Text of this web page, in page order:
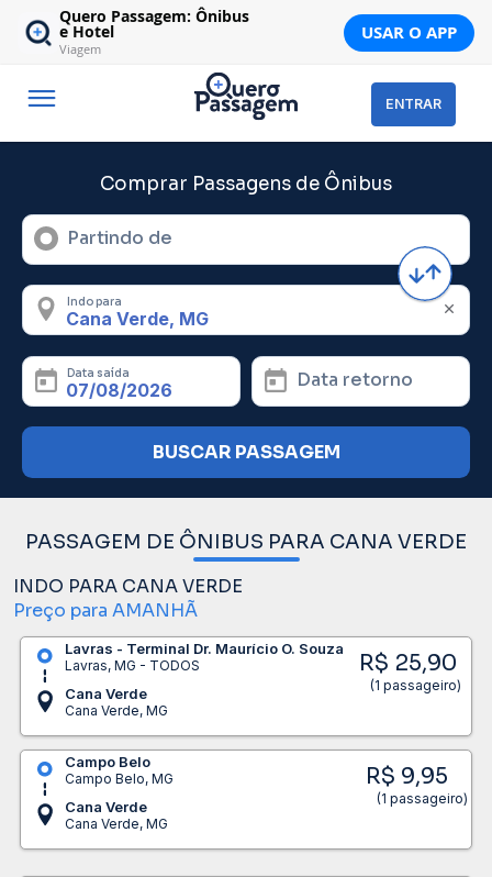
Quero Passagem: Ônibus
e Hotel
Viagem
USAR O APP
ENTRAR
Comprar Passagens de Ônibus
Partindo de
Indo para
Data saída Data retorno
BUSCAR PASSAGEM
PASSAGEM DE ÔNIBUS PARA CANA VERDE
INDO PARA CANA VERDE
Preço para AMANHÃ
Lavras - Terminal Dr. Maurício O. Souza
Lavras, MG - TODOS
Cana Verde
Cana Verde, MG
R$ 25,90
(1 passageiro)
Campo Belo
Campo Belo, MG
Cana Verde
Cana Verde, MG
R$ 9,95
(1 passageiro)